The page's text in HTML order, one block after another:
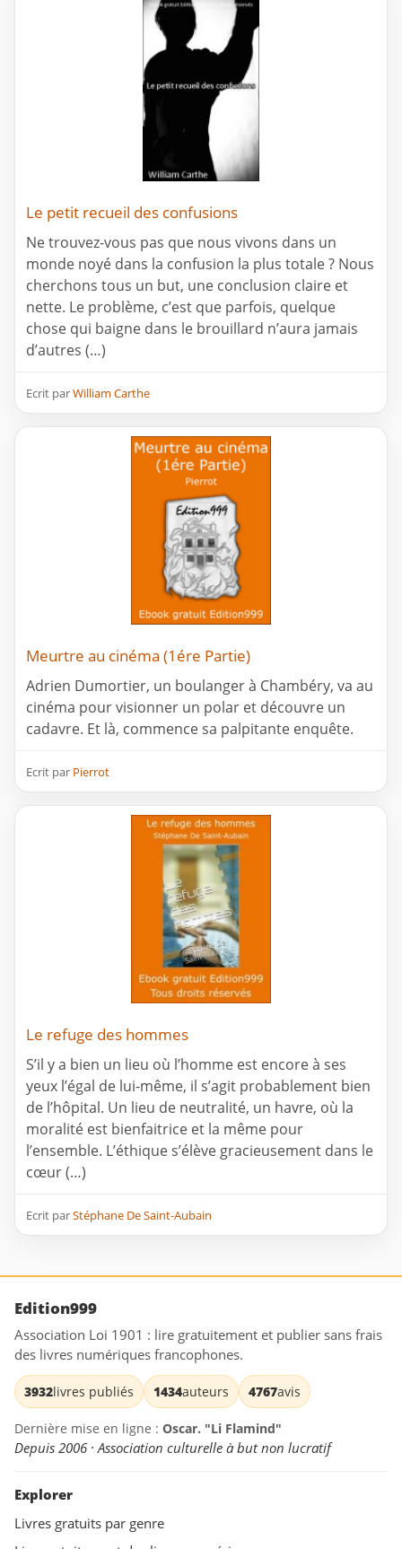
Le petit recueil des confusions
Ne trouvez-vous pas que nous vivons dans un
monde noyé dans la confusion la plus totale ? Nous
cherchons tous un but, une conclusion claire et
nette. Le problème, c’est que parfois, quelque
chose qui baigne dans le brouillard n’aura jamais
d’autres (…)
Ecrit parWilliam Carthe
Meurtre au cinéma (1ére Partie)
Adrien Dumortier, un boulanger à Chambéry, va au
cinéma pour visionner un polar et découvre un
cadavre. Et là, commence sa palpitante enquête.
Ecrit par Pierrot
Le refuge des hommes
S’il y a bien un lieu où l’homme est encore à ses
yeux l’égal de lui-même, il s’agit probablement bien
de l’hôpital. Un lieu de neutralité, un havre, où la
moralité est bienfaitrice et la même pour
l’ensemble. L’éthique s’élève gracieusement dans le
cœur (…)
Ecrit parStéphane De Saint-Aubain
Edition999
Association Loi 1901 : lire gratuitement et publier sans frais
des livres numériques francophones.
3932livres publiés 1434auteurs 4767avis
Dernière mise en ligne : Oscar. "Li Flamind"
Depuis 2006 · Association culturelle à but non lucratif
Explorer
Livres gratuits par genre